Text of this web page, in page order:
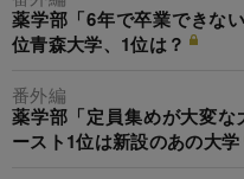
薬学部「6年で卒業できな
位青森大学、1位は？
番外編
薬学部「定員集めが大変
ースト1位は新設のあの大学